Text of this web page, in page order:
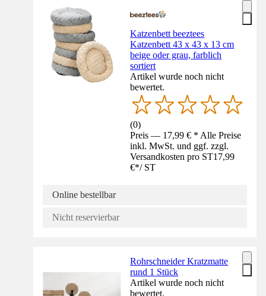
Katzenbett beeztees
Katzenbett 43 x 43 x 13 cm
beige oder grau, farblich
sortiert
Artikel wurde noch nicht
bewertet.
(0)
Preis — 17,99 € * Alle Preise
inkl. MwSt. und ggf. zzgl.
Versandkosten pro ST17,99
€*/ ST
Online bestellbar
Nicht reservierbar
Rohrschneider Kratzmatte
rund 1 Stück
Artikel wurde noch nicht
bewertet.